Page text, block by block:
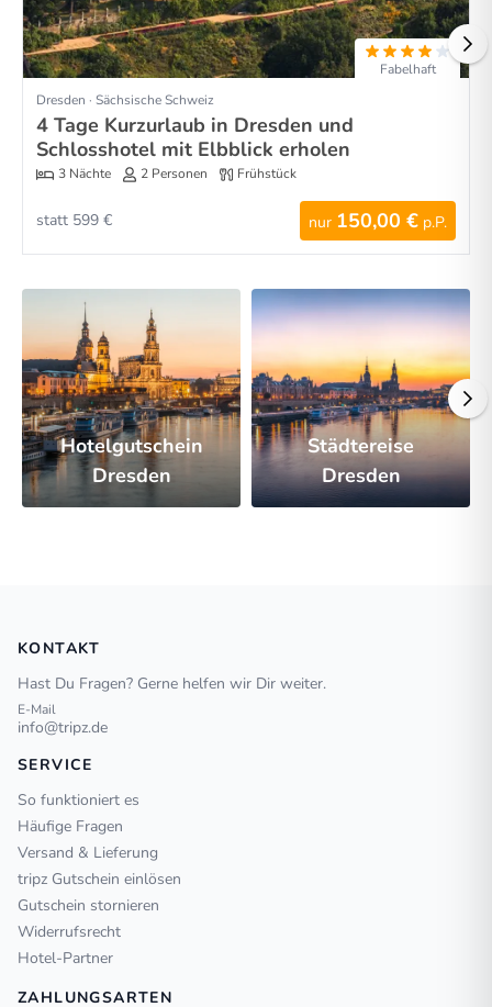
Fabelhaft
Dresden · Sächsische Schweiz
4 Tage Kurzurlaub in Dresden und
Schlosshotel mit Elbblick erholen
3 Nächte 2 Personen Frühstück
nur 150,00 € p.P.
statt 599 €
Hotelgutschein
Dresden
Städtereise
Dresden
KONTAKT
Hast Du Fragen? Gerne helfen wir Dir weiter.
E-Mail
info@tripz.de
SERVICE
So funktioniert es
Häufige Fragen
Versand & Lieferung
tripz Gutschein einlösen
Gutschein stornieren
Widerrufsrecht
Hotel-Partner
ZAHLUNGSARTEN